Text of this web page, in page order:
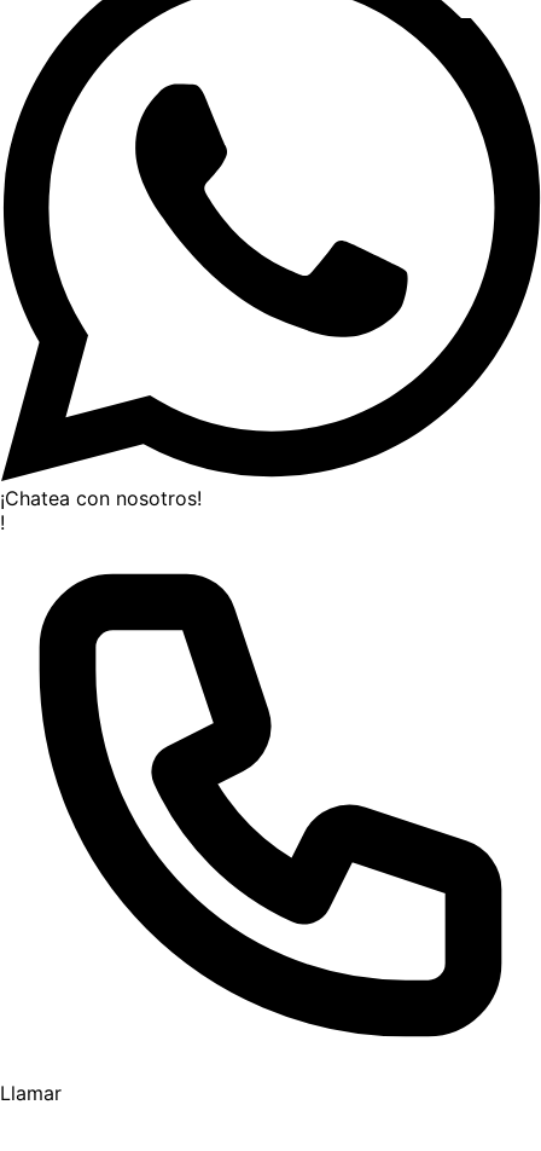
¡Chatea con nosotros!
!
Llamar